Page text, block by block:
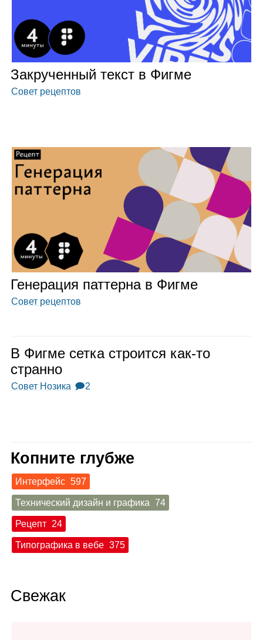
Закру­чен­ный текст в Фигме
Совет рецептов
Гене­ра­ция пат­терна в Фигме
Совет рецептов
В Фигме сетка стро­ится как‑то
странно
Совет Нозика 🗩2
Копните глубже
Интерфейс 597
Технический дизайн и графика 74
Рецепт 24
Типографика в вебе 375
Свежак